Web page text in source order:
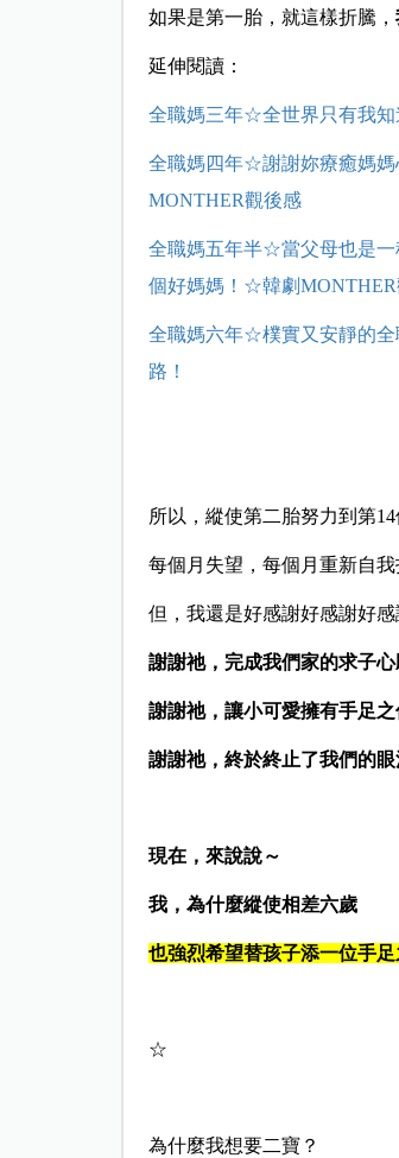
如果是第一胎，就這樣折騰，
延伸閱讀：
全職媽三年☆全世界只有我
全職媽四年☆謝謝妳療癒媽
MONTHER觀後感
全職媽五年半☆當父母也是一
個好媽媽！☆韓劇
全職媽六年☆樸實又安靜的全
所以，縱使第二胎努力到第14
每個月失望，每個月重新自
但，我還是好感謝好感謝好
謝謝祂，完成我們家的求子心
謝謝祂，讓小可愛擁有手足之
謝謝祂，終於終止了我們的眼
現在，來說說～
我，為什麼縱使相差六歲
也強烈希望替孩子添一位手足
☆
為什麼我想要二寶？